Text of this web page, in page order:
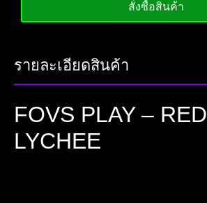
สั่งซื้อสินค้า
รายละเอียดสินค้า
FOVS PLAY – RED
LYCHEE